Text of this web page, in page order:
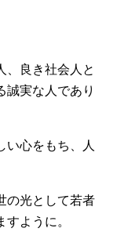
、良き社会人と
誠実な人であり
心をもち、人
の光として若者
ように。